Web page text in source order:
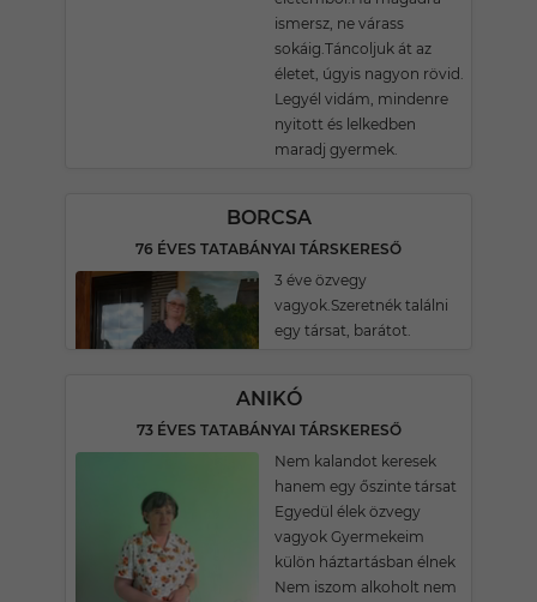
ismersz, ne várass
sokáig.Táncoljuk át az
életet, úgyis nagyon rövid.
Legyél vidám, mindenre
nyitott és lelkedben
maradj gyermek.
BORCSA
76 ÉVES TATABÁNYAI TÁRSKERESŐ
3 éve özvegy
vagyok.Szeretnék találni
egy társat, barátot.
ANIKÓ
73 ÉVES TATABÁNYAI TÁRSKERESŐ
Nem kalandot keresek
hanem egy őszinte társat
Egyedül élek özvegy
vagyok Gyermekeim
külön háztartásban élnek
Nem iszom alkoholt nem